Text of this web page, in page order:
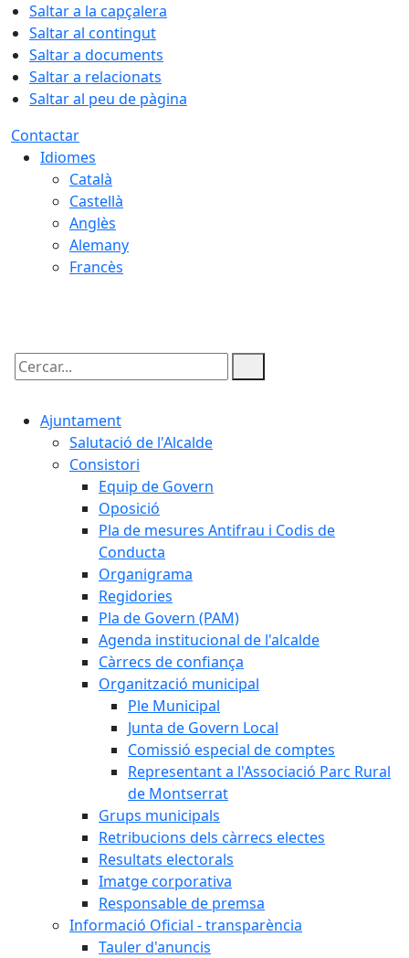
Saltar a la capçalera
Saltar al contingut
Saltar a documents
Saltar a relacionats
Saltar al peu de pàgina
Contactar
Idiomes
Català
Castellà
Anglès
Alemany
Francès
Cercar:
Ajuntament
Salutació de l'Alcalde
Consistori
Equip de Govern
Oposició
Pla de mesures Antifrau i Codis de
Conducta
Organigrama
Regidories
Pla de Govern (PAM)
Agenda institucional de l'alcalde
Càrrecs de confiança
Organització municipal
Ple Municipal
Junta de Govern Local
Comissió especial de comptes
Representant a l'Associació Parc Rural
de Montserrat
Grups municipals
Retribucions dels càrrecs electes
Resultats electorals
Imatge corporativa
Responsable de premsa
Informació Oficial - transparència
Tauler d'anuncis